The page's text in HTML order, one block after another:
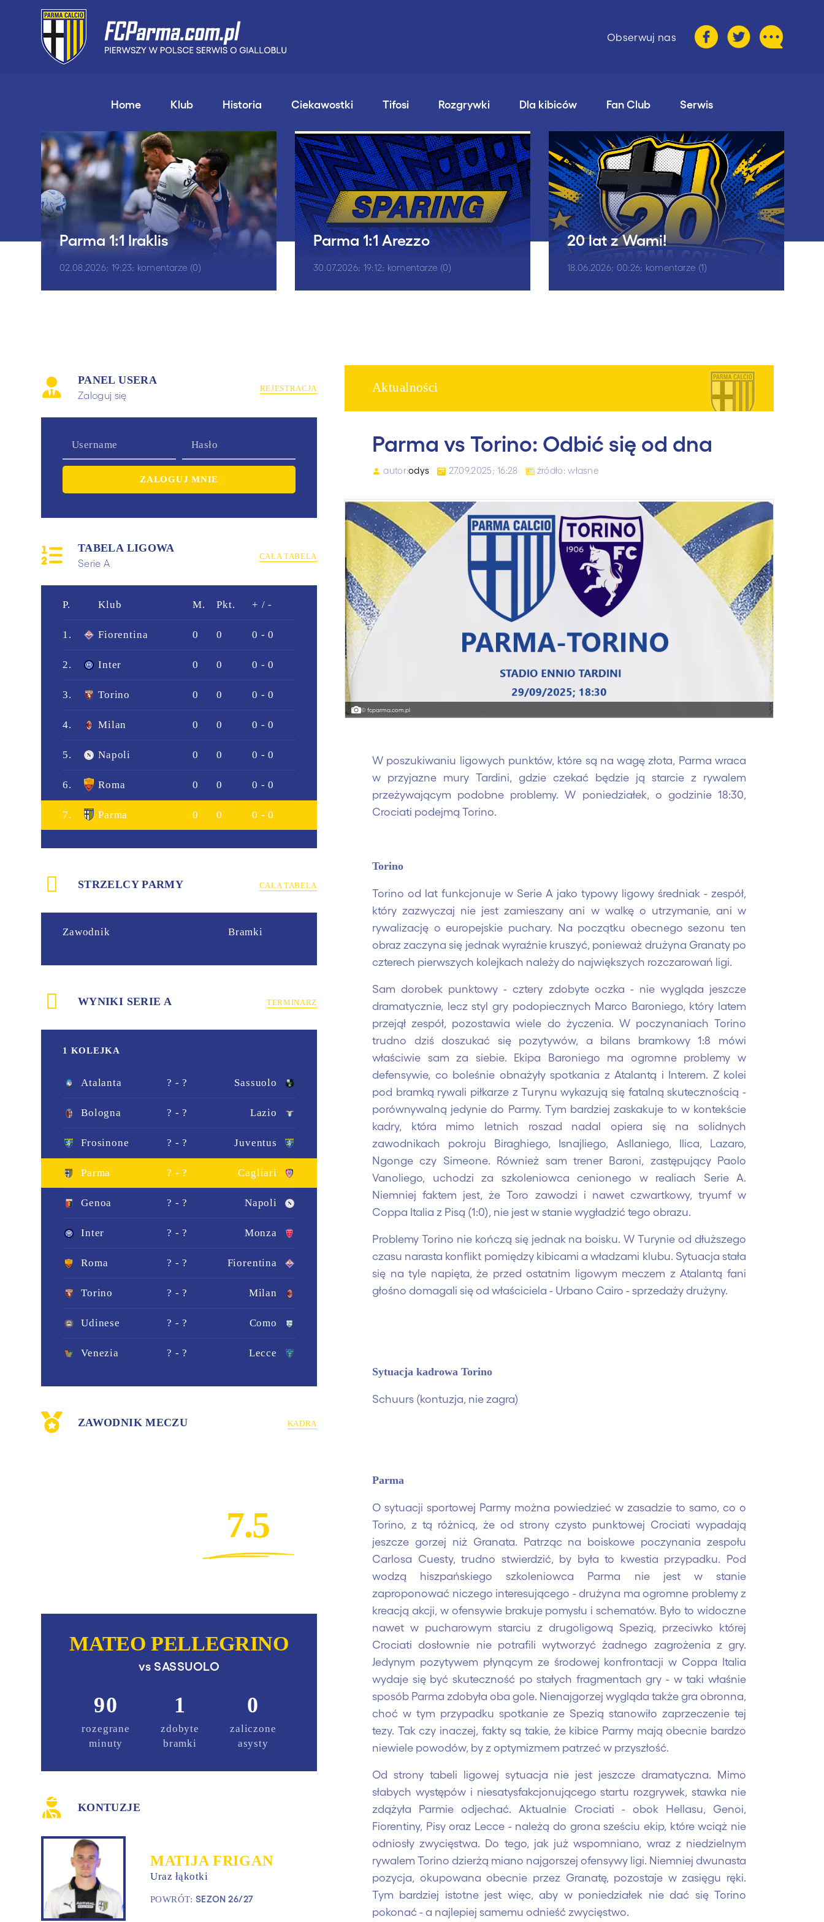
Obserwuj nas
Home Klub Historia Ciekawostki Tifosi Rozgrywki Dla kibiców Fan Club Serwis
Parma 1:1 Iraklis
02.08.2026; 19:23; komentarze (0)
Parma 1:1 Arezzo
30.07.2026; 19:12; komentarze (0)
20 lat z Wami!
18.06.2026; 00:26; komentarze (1)
PANEL USERA
Zaloguj się
REJESTRACJA
TABELA LIGOWA
Serie A
CAŁA TABELA
P. Klub M. Pkt. + / -
1. Fiorentina 0 0 0 - 0
2. Inter 0 0 0 - 0
3. Torino 0 0 0 - 0
4. Milan 0 0 0 - 0
5. Napoli 0 0 0 - 0
6. Roma 0 0 0 - 0
7. Parma 0 0 0 - 0
STRZELCY PARMY CAŁA TABELA
Zawodnik Bramki
WYNIKI SERIE A TERMINARZ
1 KOLEJKA
Atalanta ? - ? Sassuolo
Bologna ? - ? Lazio
Frosinone ? - ? Juventus
Parma ? - ? Cagliari
Genoa ? - ? Napoli
Inter ? - ? Monza
Roma ? - ? Fiorentina
Torino ? - ? Milan
Udinese ? - ? Como
Venezia ? - ? Lecce
ZAWODNIK MECZU KADRA
7.5
MATEO PELLEGRINO
vs SASSUOLO
90
rozegrane
minuty
1
zdobyte
bramki
0
zaliczone
asysty
KONTUZJE
MATIJA FRIGAN
Uraz łąkotki
POWRÓT: SEZON 26/27
Aktualności
Parma vs Torino: Odbić się od dna
autor:odys 27.09.2025; 16:28 źródło: własne
© fcparma.com.pl
W poszukiwaniu ligowych punktów, które są na wagę złota, Parma wraca
w przyjazne mury Tardini, gdzie czekać będzie ją starcie z rywalem
przeżywającym podobne problemy. W poniedziałek, o godzinie 18:30,
Crociati podejmą Torino.
Torino
Torino od lat funkcjonuje w Serie A jako typowy ligowy średniak - zespół,
który zazwyczaj nie jest zamieszany ani w walkę o utrzymanie, ani w
rywalizację o europejskie puchary. Na początku obecnego sezonu ten
obraz zaczyna się jednak wyraźnie kruszyć, ponieważ drużyna Granaty po
czterech pierwszych kolejkach należy do największych rozczarowań ligi.
Sam dorobek punktowy - cztery zdobyte oczka - nie wygląda jeszcze
dramatycznie, lecz styl gry podopiecznych Marco Baroniego, który latem
przejął zespół, pozostawia wiele do życzenia. W poczynaniach Torino
trudno dziś doszukać się pozytywów, a bilans bramkowy 1:8 mówi
właściwie sam za siebie. Ekipa Baroniego ma ogromne problemy w
defensywie, co boleśnie obnażyły spotkania z Atalantą i Interem. Z kolei
pod bramką rywali piłkarze z Turynu wykazują się fatalną skutecznością -
porównywalną jedynie do Parmy. Tym bardziej zaskakuje to w kontekście
kadry, która mimo letnich roszad nadal opiera się na solidnych
zawodnikach pokroju Biraghiego, Isnajliego, Asllaniego, Ilica, Lazaro,
Ngonge czy Simeone. Również sam trener Baroni, zastępujący Paolo
Vanoliego, uchodzi za szkoleniowca cenionego w realiach Serie A.
Niemniej faktem jest, że Toro zawodzi i nawet czwartkowy, tryumf w
Coppa Italia z Pisą (1:0), nie jest w stanie wygładzić tego obrazu.
Problemy Torino nie kończą się jednak na boisku. W Turynie od dłuższego
czasu narasta konflikt pomiędzy kibicami a władzami klubu. Sytuacja stała
się na tyle napięta, że przed ostatnim ligowym meczem z Atalantą fani
głośno domagali się od właściciela - Urbano Cairo - sprzedaży drużyny.
Sytuacja kadrowa Torino
Schuurs (kontuzja, nie zagra)
Parma
O sytuacji sportowej Parmy można powiedzieć w zasadzie to samo, co o
Torino, z tą różnicą, że od strony czysto punktowej Crociati wypadają
jeszcze gorzej niż Granata. Patrząc na boiskowe poczynania zespołu
Carlosa Cuesty, trudno stwierdzić, by była to kwestia przypadku. Pod
wodzą hiszpańskiego szkoleniowca Parma nie jest w stanie
zaproponować niczego interesującego - drużyna ma ogromne problemy z
kreacją akcji, w ofensywie brakuje pomysłu i schematów. Było to widoczne
nawet w pucharowym starciu z drugoligową Spezią, przeciwko której
Crociati dosłownie nie potrafili wytworzyć żadnego zagrożenia z gry.
Jedynym pozytywem płynącym ze środowej konfrontacji w Coppa Italia
wydaje się być skuteczność po stałych fragmentach gry - w taki właśnie
sposób Parma zdobyła oba gole. Nienajgorzej wygląda także gra obronna,
choć w tym przypadku spotkanie ze Spezią stanowiło zaprzeczenie tej
tezy. Tak czy inaczej, fakty są takie, że kibice Parmy mają obecnie bardzo
niewiele powodów, by z optymizmem patrzeć w przyszłość.
Od strony tabeli ligowej sytuacja nie jest jeszcze dramatyczna. Mimo
słabych występów i niesatysfakcjonującego startu rozgrywek, stawka nie
zdążyła Parmie odjechać. Aktualnie Crociati - obok Hellasu, Genoi,
Fiorentiny, Pisy oraz Lecce - należą do grona sześciu ekip, które wciąż nie
odniosły zwycięstwa. Do tego, jak już wspomniano, wraz z niedzielnym
rywalem Torino dzierżą miano najgorszej ofensywy ligi. Niemniej dwunasta
pozycja, okupowana obecnie przez Granatę, pozostaje w zasięgu ręki.
Tym bardziej istotne jest więc, aby w poniedziałek nie dać się Torino
pokonać - a najlepiej samemu odnieść zwycięstwo.